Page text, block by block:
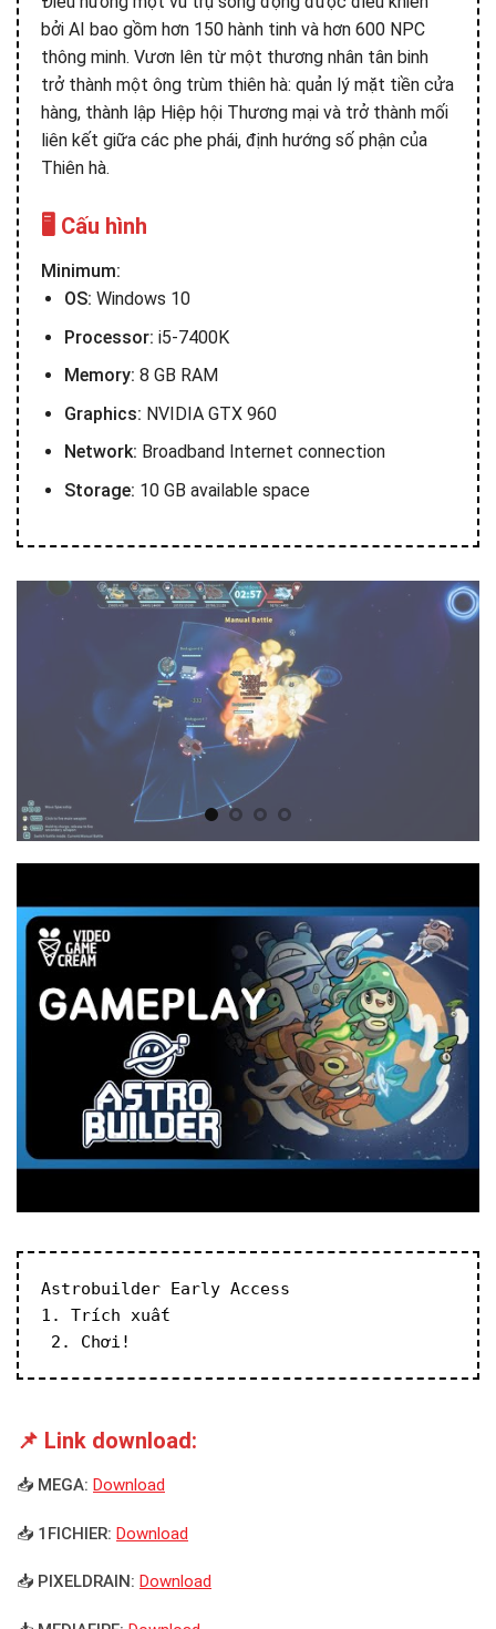
bởi AI bao gồm hơn 150 hành tinh và hơn 600 NPC
thông minh. Vươn lên từ một thương nhân tân binh
trở thành một ông trùm thiên hà: quản lý mặt tiền cửa
hàng, thành lập Hiệp hội Thương mại và trở thành mối
liên kết giữa các phe phái, định hướng số phận của
Thiên hà.
🖥️ Cấu hình
Minimum:
OS: Windows 10
Processor: i5-7400K
Memory: 8 GB RAM
Graphics: NVIDIA GTX 960
Network: Broadband Internet connection
Storage: 10 GB available space
Astrobuilder Early Access
1. Trích xuất
2. Chơi!
📌 Link download:
📥 MEGA: Download
📥 1FICHIER: Download
📥 PIXELDRAIN: Download